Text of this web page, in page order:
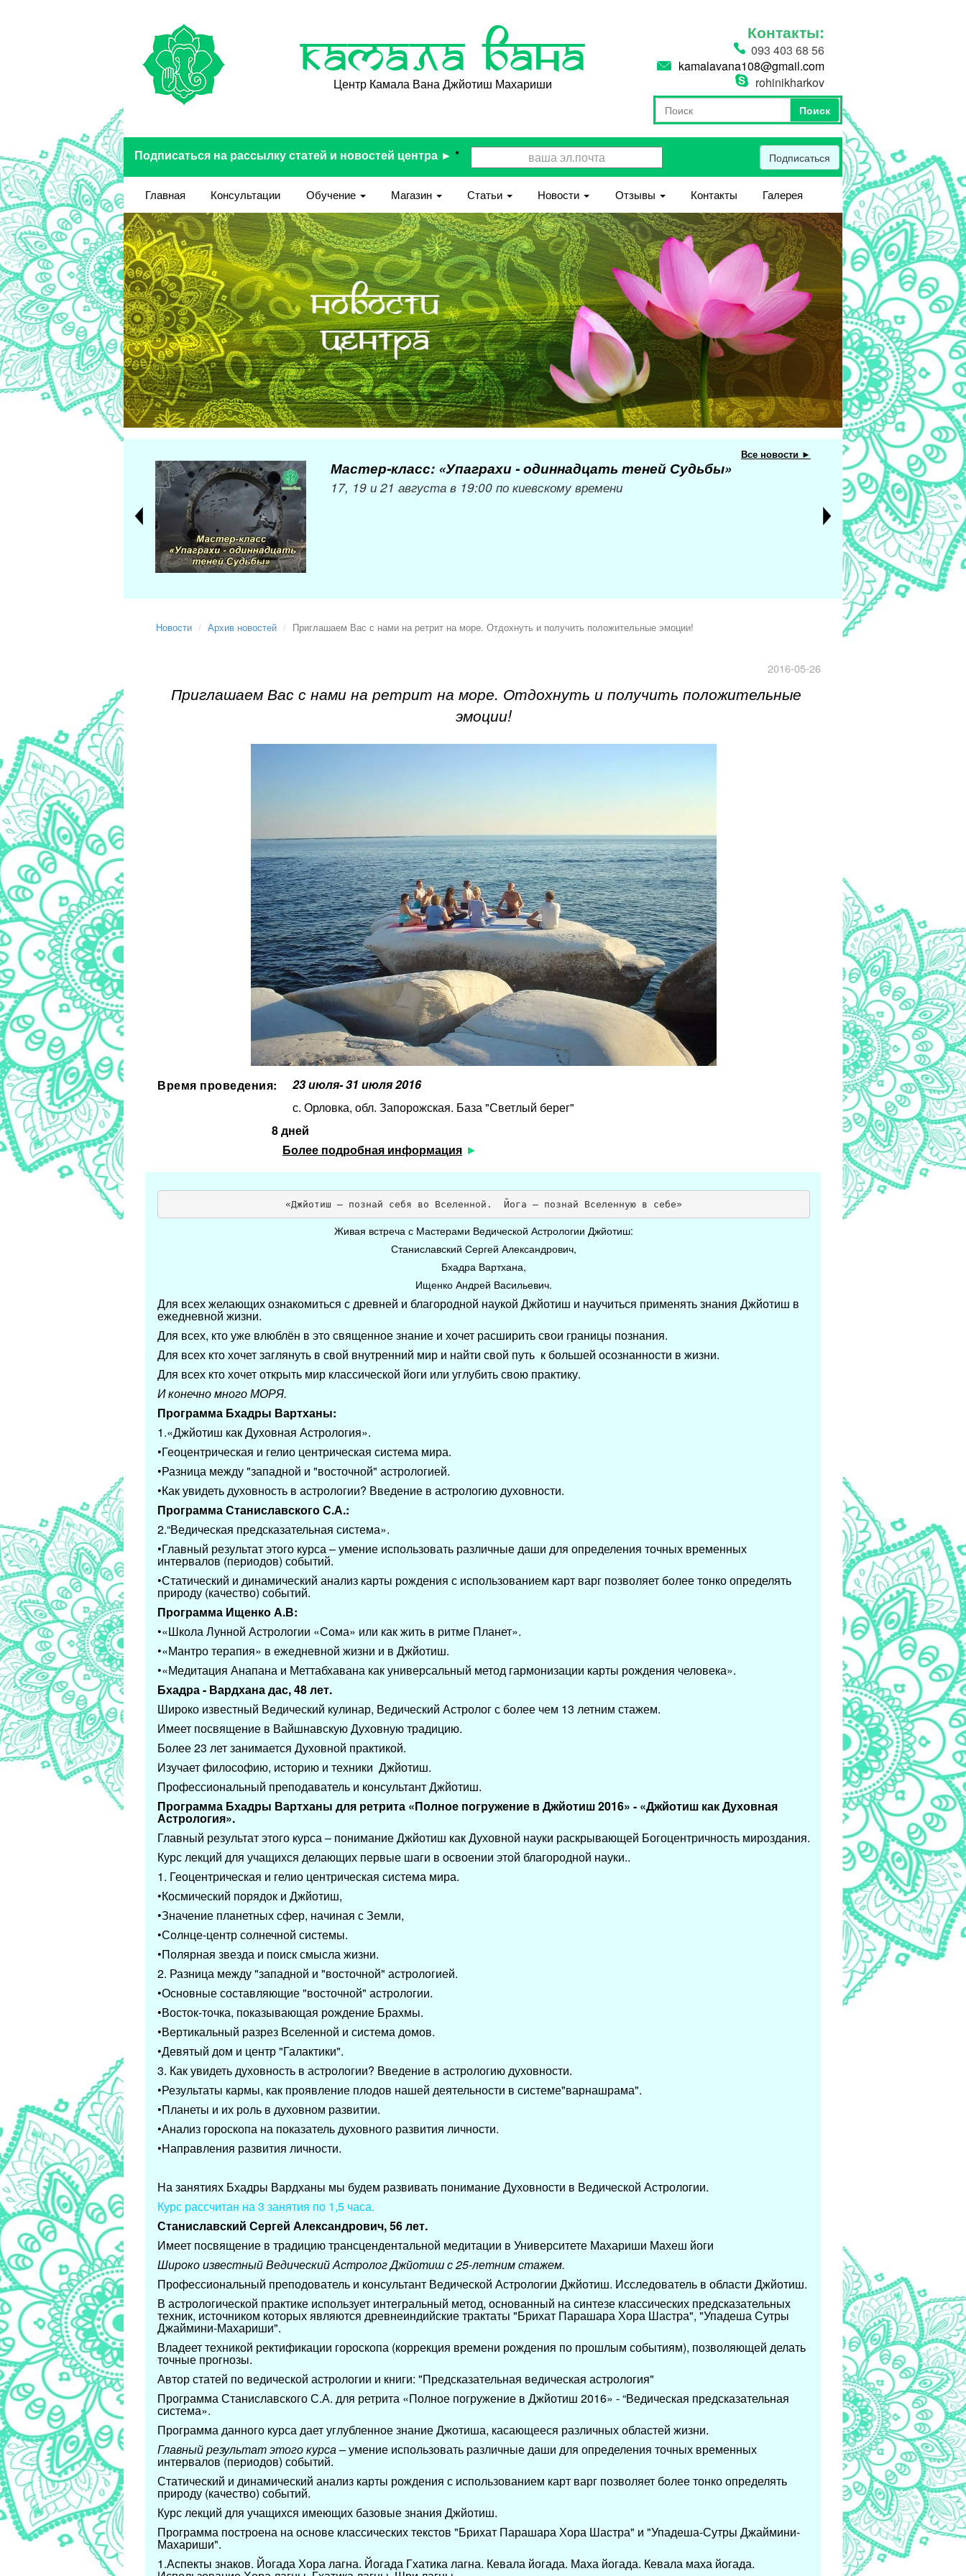
Камала Вана
Центр Камала Вана Джйотиш Махариши
Контакты:
093 403 68 56
kamalavana108@gmail.com
rohinikharkov
Форма поиска
Поиск
Поиск
Подписаться на рассылку статей и новостей центра ► * Подписаться
Главная Консультации Обучение Магазин Статьи Новости Отзывы Контакты Галерея
Все новости ►
Мастер-класс: «Упаграхи - одиннадцать теней Судьбы»
17, 19 и 21 августа в 19:00 по киевскому времени
Новости Архив новостей Приглашаем Вас с нами на ретрит на море. Отдохнуть и получить положительные эмоции!
2016-05-26
Приглашаем Вас с нами на ретрит на море. Отдохнуть и получить положительные
эмоции!
Время проведения:
23 июля- 31 июля 2016
с. Орловка, обл. Запорожская. База "Светлый берег"
8 дней
Более подробная информация
«Джйотиш – познай себя во Вселенной.  Йога – познай Вселенную в себе»
Живая встреча с Мастерами Ведической Астрологии Джйотиш:
Станиславский Сергей Александрович,
Бхадра Вартхана,
Ищенко Андрей Васильевич.
Для всех желающих ознакомиться с древней и благородной наукой Джйотиш и научиться применять знания Джйотиш в
ежедневной жизни.
Для всех, кто уже влюблён в это священное знание и хочет расширить свои границы познания.
Для всех кто хочет заглянуть в свой внутренний мир и найти свой путь к большей осознанности в жизни.
Для всех кто хочет открыть мир классической йоги или углубить свою практику.
И конечно много МОРЯ.
Программа Бхадры Вартханы:
1.«Джйотиш как Духовная Астрология».
•Геоцентрическая и гелио центрическая система мира.
•Разница между "западной и "восточной" астрологией.
•Как увидеть духовность в астрологии? Введение в астрологию духовности.
Программа Станиславского С.А.:
2.“Ведическая предсказательная система».
•Главный результат этого курса – умение использовать различные даши для определения точных временных
интервалов (периодов) событий.
•Статический и динамический анализ карты рождения с использованием карт варг позволяет более тонко определять
природу (качество) событий.
Программа Ищенко А.В:
•«Школа Лунной Астрологии «Сома» или как жить в ритме Планет».
•«Мантро терапия» в ежедневной жизни и в Джйотиш.
•«Медитация Анапана и Меттабхавана как универсальный метод гармонизации карты рождения человека».
Бхадра - Вардхана дас, 48 лет.
Широко известный Ведический кулинар, Ведический Астролог с более чем 13 летним стажем.
Имеет посвящение в Вайшнавскую Духовную традицию.
Более 23 лет занимается Духовной практикой.
Изучает философию, историю и техники Джйотиш.
Профессиональный преподаватель и консультант Джйотиш.
Программа Бхадры Вартханы для ретрита «Полное погружение в Джйотиш 2016» - «Джйотиш как Духовная
Астрология».
Главный результат этого курса – понимание Джйотиш как Духовной науки раскрывающей Богоцентричность мироздания.
Курс лекций для учащихся делающих первые шаги в освоении этой благородной науки..
1. Геоцентрическая и гелио центрическая система мира.
•Космический порядок и Джйотиш,
•Значение планетных сфер, начиная с Земли,
•Солнце-центр солнечной системы.
•Полярная звезда и поиск смысла жизни.
2. Разница между "западной и "восточной" астрологией.
•Основные составляющие "восточной" астрологии.
•Восток-точка, показывающая рождение Брахмы.
•Вертикальный разрез Вселенной и система домов.
•Девятый дом и центр "Галактики".
3. Как увидеть духовность в астрологии? Введение в астрологию духовности.
•Результаты кармы, как проявление плодов нашей деятельности в системе"варнашрама".
•Планеты и их роль в духовном развитии.
•Анализ гороскопа на показатель духовного развития личности.
•Направления развития личности.
На занятиях Бхадры Вардханы мы будем развивать понимание Духовности в Ведической Астрологии.
Курс рассчитан на 3 занятия по 1,5 часа.
Станиславский Сергей Александрович, 56 лет.
Имеет посвящение в традицию трансцендентальной медитации в Университете Махариши Махеш йоги
Широко известный Ведический Астролог Джйотиш с 25-летним стажем.
Профессиональный преподователь и консультант Ведической Астрологии Джйотиш. Исследователь в области Джйотиш.
В астрологической практике использует интегральный метод, основанный на синтезе классических предсказательных
техник, источником которых являются древнеиндийские трактаты "Брихат Парашара Хора Шастра", "Упадеша Сутры
Джаймини-Махариши".
Владеет техникой ректификации гороскопа (коррекция времени рождения по прошлым событиям), позволяющей делать
точные прогнозы.
Автор статей по ведической астрологии и книги: "Предсказательная ведическая астрология"
Программа Станиславского С.А. для ретрита «Полное погружение в Джйотиш 2016» - “Ведическая предсказательная
система».
Программа данного курса дает углубленное знание Джотиша, касающееся различных областей жизни.
Главный результат этого курса– умение использовать различные даши для определения точных временных
интервалов (периодов) событий.
Статический и динамический анализ карты рождения с использованием карт варг позволяет более тонко определять
природу (качество) событий.
Курс лекций для учащихся имеющих базовые знания Джйотиш.
Программа построена на основе классических текстов "Брихат Парашара Хора Шастра" и "Упадеша-Сутры Джаймини-
Махариши".
1.Аспекты знаков. Йогада Хора лагна. Йогада Гхатика лагна. Кевала йогада. Маха йогада. Кевала маха йогада.